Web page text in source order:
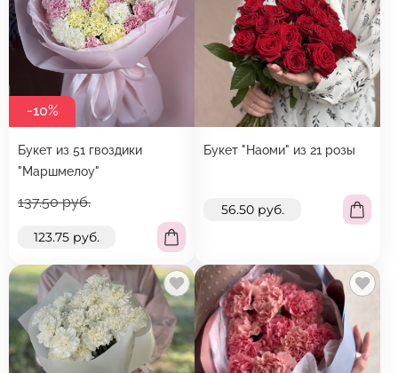
-10%
Букет из 51 гвоздики
"Маршмелоу"
137.50 руб.
123.75 руб.
Букет "Наоми" из 21 розы
56.50 руб.